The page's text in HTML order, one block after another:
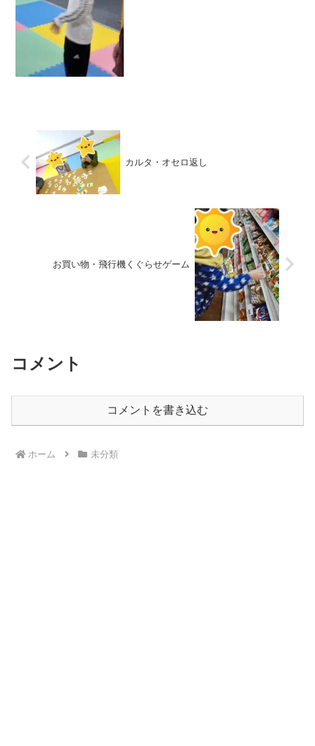
カルタ・オセロ返し
お買い物・飛行機くぐらせゲーム
コメント
コメントを書き込む
ホーム 未分類